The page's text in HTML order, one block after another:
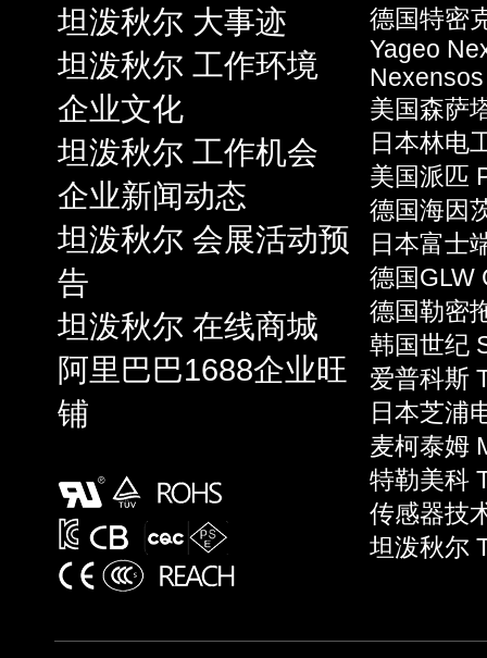
坦泼秋尔 大事迹
坦泼秋尔 工作环境
企业文化
坦泼秋尔 工作机会
企业新闻动态
坦泼秋尔 会展活动预
告
坦泼秋尔 在线商城
阿里巴巴1688企业旺
铺
德国特密
Yageo
Nexensos
美国森萨
日本林电
美国派匹
德国海因
日本富士
德国GLW
德国勒密
韩国世纪
爱普科斯
日本芝浦
麦柯泰姆
特勒美科
传感器技
坦泼秋尔